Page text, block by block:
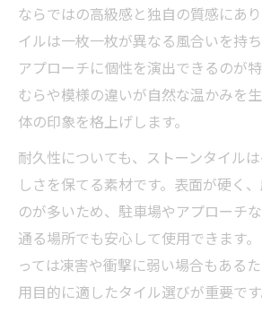
ならではの高級感と独自の質感にあ
イルは一枚一枚が異なる風合いを持
アプローチに個性を演出できるのが
むらや模様の違いが自然な温かみを
体の印象を格上げします。
耐久性についても、ストーンタイル
しさを保てる素材です。表面が硬く
のが多いため、駐車場やアプローチ
通る場所でも安心して使用できます
っては凍害や衝撃に弱い場合もある
用目的に適したタイル選びが重要です